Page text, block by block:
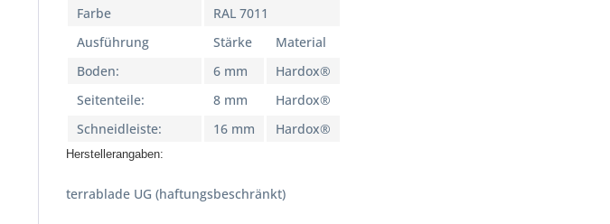
Farbe
RAL 7011
Ausführung
Stärke
Material
Boden:
6 mm
Hardox®
Seitenteile:
8 mm
Hardox®
Schneidleiste:
16 mm Hardox®
Herstellerangaben:
terrablade UG (haftungsbeschränkt)